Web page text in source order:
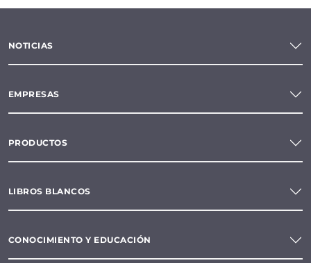
NOTICIAS
EMPRESAS
PRODUCTOS
LIBROS BLANCOS
CONOCIMIENTO Y EDUCACIÓN